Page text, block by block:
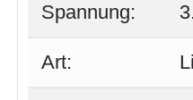
Spannung:
Art: